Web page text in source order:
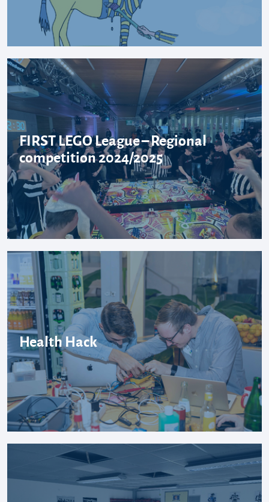
FIRST LEGO League – Regional
competition 2024/2025
Health Hack